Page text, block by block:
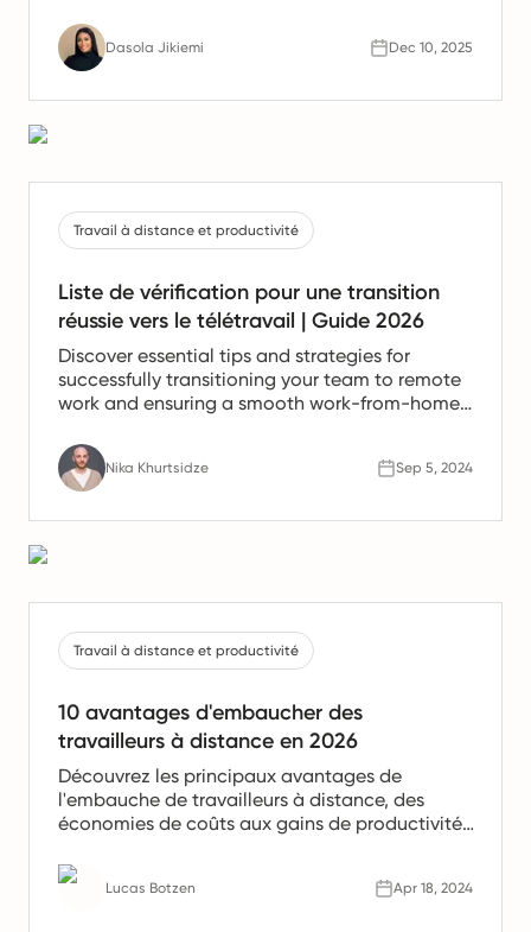
gestion des ressources humaines et de
conformité pour les équipes en Espagne.
Dasola Jikiemi Dec 10, 2025
Travail à distance et productivité
Liste de vérification pour une transition
réussie vers le télétravail | Guide 2026
Discover essential tips and strategies for
successfully transitioning your team to remote
work and ensuring a smooth work-from-home
Nika Khurtsidze Sep 5, 2024
Travail à distance et productivité
10 avantages d'embaucher des
travailleurs à distance en 2026
Découvrez les principaux avantages de
l'embauche de travailleurs à distance, des
économies de coûts aux gains de productivité.
l'avenir du travail.
Lucas Botzen Apr 18, 2024